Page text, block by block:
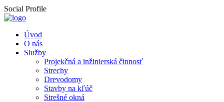
Social Profile
Úvod
O nás
Služby
Projekčná a inžinierská činnosť
Strechy
Drevodomy
Stavby na kľúč
Strešné okná